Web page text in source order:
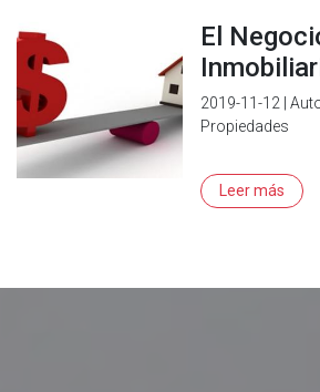
El
2019-11-12 |
Propiedades
Leer más